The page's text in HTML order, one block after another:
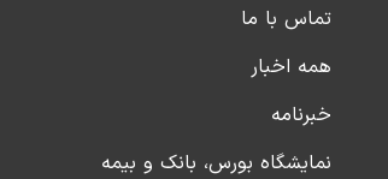
تماس با ما
همه اخبار
خبرنامه
نمایشگاه بورس، بانک و بیمه